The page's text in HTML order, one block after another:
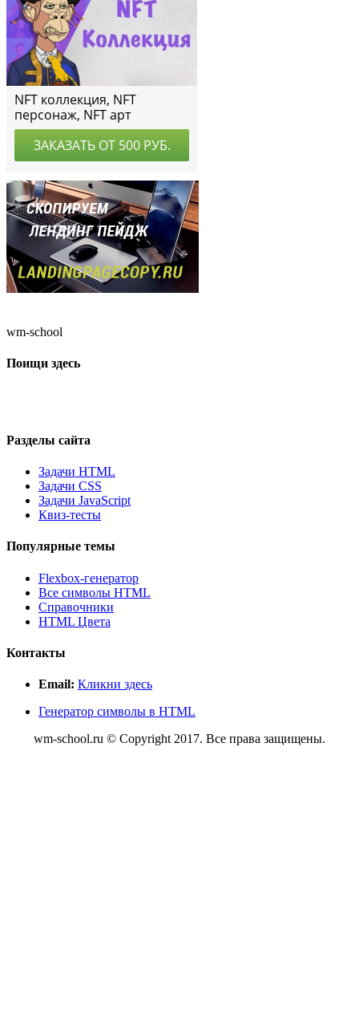
wm-school
Поищи здесь
Разделы сайта
Задачи HTML
Задачи CSS
Задачи JavaScript
Квиз-тесты
Популярные темы
Flexbox-генератор
Все символы HTML
Справочники
HTML Цвета
Контакты
Email: Кликни здесь
Генератор символы в HTML
wm-school.ru © Copyright 2017. Все права защищены.